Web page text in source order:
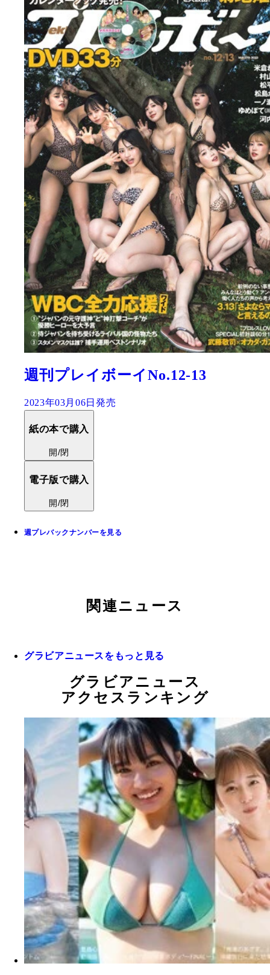
週刊プレイボーイNo.12-13
2023年03月06日発売
紙の本で購入
開/閉
電子版で購入
開/閉
週プレバックナンバーを見る
関連ニュース
グラビアニュースをもっと見る
グラビアニュース
アクセスランキング